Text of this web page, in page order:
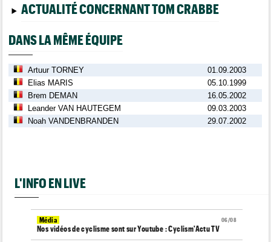
ACTUALITÉ CONCERNANT TOM CRABBE
DANS LA MÊME ÉQUIPE
Artuur TORNEY
01.09.2003
Elias MARIS
05.10.1999
Brem DEMAN
16.05.2002
Leander VAN HAUTEGEM
09.03.2003
Noah VANDENBRANDEN
29.07.2002
L'INFO EN LIVE
06/08
Média
Nos vidéos de cyclisme sont sur Youtube : Cyclism'Actu TV